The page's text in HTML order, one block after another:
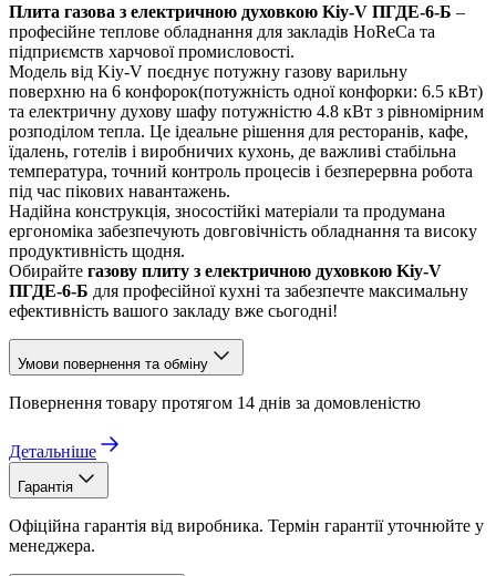
Плита газова з електричною духовкою Kiy-V ПГДЕ-6-Б –
професійне теплове обладнання для закладів HoReCa та
підприємств харчової промисловості.
Модель від Kiy-V поєднує потужну газову варильну
поверхню на 6 конфорок(потужність одної конфорки: 6.5 кВт)
та електричну духову шафу потужністю 4.8 кВт з рівномірним
розподілом тепла. Це ідеальне рішення для ресторанів, кафе,
їдалень, готелів і виробничих кухонь, де важливі стабільна
температура, точний контроль процесів і безперервна робота
під час пікових навантажень.
Надійна конструкція, зносостійкі матеріали та продумана
ергономіка забезпечують довговічність обладнання та високу
продуктивність щодня.
Обирайте газову плиту з електричною духовкою Kiy-V
ПГДЕ-6-Б для професійної кухні та забезпечте максимальну
ефективність вашого закладу вже сьогодні!
Умови повернення та обміну
Повернення товару протягом 14 днів за домовленістю
Детальніше
Гарантія
Офіційна гарантія від виробника. Термін гарантії уточнюйте у
менеджера.